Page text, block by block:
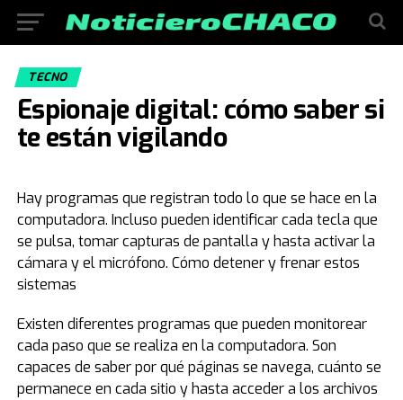
TECNO
Espionaje digital: cómo saber si
te están vigilando
Hay programas que registran todo lo que se hace en la
computadora. Incluso pueden identificar cada tecla que
se pulsa, tomar capturas de pantalla y hasta activar la
cámara y el micrófono. Cómo detener y frenar estos
sistemas
Existen diferentes programas que pueden monitorear
cada paso que se realiza en la computadora. Son
capaces de saber por qué páginas se navega, cuánto se
permanece en cada sitio y hasta acceder a los archivos